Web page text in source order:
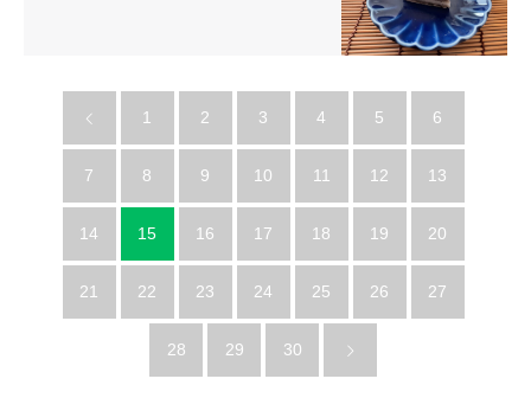
1 2 3 4 5 6
7 8 9 10 11 12 13
14 15 16 17 18 19 20
21 22 23 24 25 26 27
28 29 30